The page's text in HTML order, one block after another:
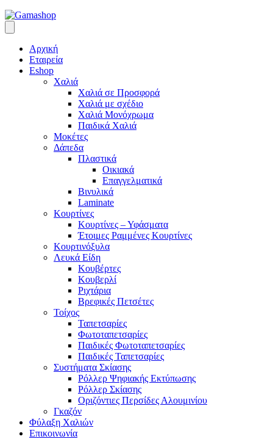
Αρχική
Εταιρεία
Eshop
Χαλιά
Χαλιά σε Προσφορά
Χαλιά με σχέδιο
Χαλιά Μονόχρωμα
Παιδικά Χαλιά
Μοκέτες
Δάπεδα
Πλαστικά
Οικιακά
Επαγγελματικά
Βινυλικά
Laminate
Κουρτίνες
Κουρτίνες – Υφάσματα
Έτοιμες Ραμμένες Κουρτίνες
Κουρτινόξυλα
Λευκά Είδη
Κουβέρτες
Κουβερλί
Ριχτάρια
Βρεφικές Πετσέτες
Τοίχος
Ταπετσαρίες
Φωτοταπετσαρίες
Παιδικές Φωτοταπετσαρίες
Παιδικές Ταπετσαρίες
Συστήματα Σκίασης
Ρόλλερ Ψηφιακής Εκτύπωσης
Ρόλλερ Σκίασης
Οριζόντιες Περσίδες Αλουμινίου
Γκαζόν
Φύλαξη Χαλιών
Επικοινωνία